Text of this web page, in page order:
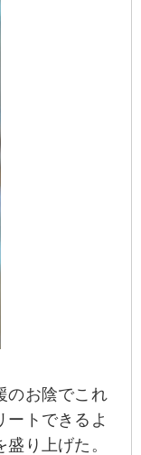
のお陰でこれ
ートできるよ
り上げた。